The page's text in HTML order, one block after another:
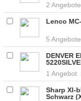
2 Angebote
Lenco
5 Angebote
DENVER
1 Angebot
Sharp Xl-
Schwarz